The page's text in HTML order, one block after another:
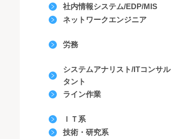
社内情報システム/EDP/MIS
ネットワークエンジニア
労務
システムアナリスト/ITコンサル
タント
ライン作業
ＩＴ系
技術・研究系